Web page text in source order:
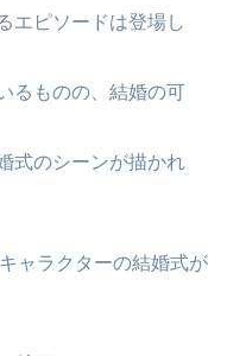
エピソードは登場し
るものの、結婚の可
式のシーンが描かれ
ャラクターの結婚式が